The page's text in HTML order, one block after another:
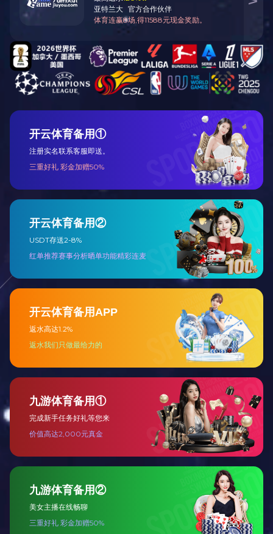
【全自动真空体贴机】详细信息